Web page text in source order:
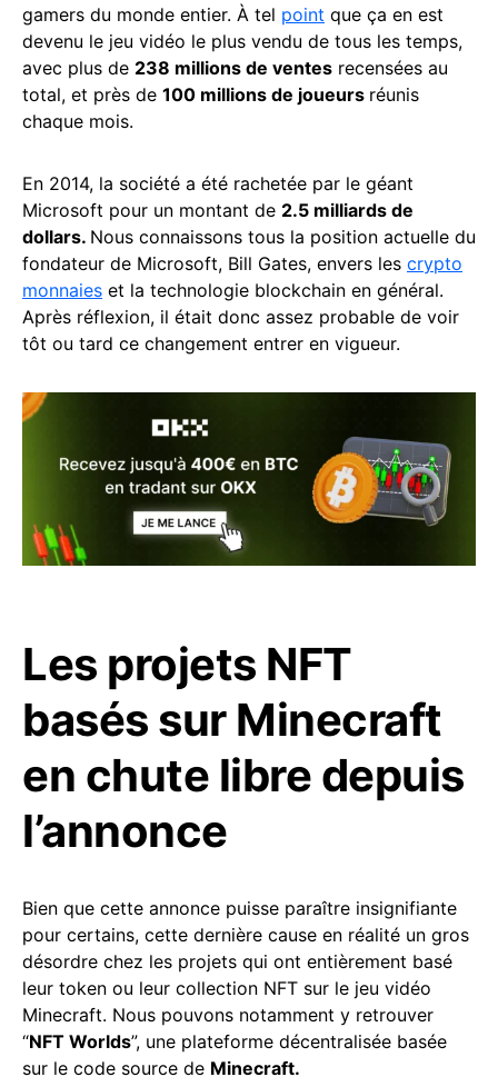
gamers du monde entier. À tel point que ça en est
devenu le jeu vidéo le plus vendu de tous les temps,
avec plus de 238 millions de ventes recensées au
total, et près de 100 millions de joueurs réunis
chaque mois.
En 2014, la société a été rachetée par le géant
Microsoft pour un montant de 2.5 milliards de
dollars. Nous connaissons tous la position actuelle du
fondateur de Microsoft, Bill Gates, envers les crypto
monnaies et la technologie blockchain en général.
Après réflexion, il était donc assez probable de voir
tôt ou tard ce changement entrer en vigueur.
Les projets NFT
basés sur Minecraft
en chute libre depuis
l’annonce
Bien que cette annonce puisse paraître insignifiante
pour certains, cette dernière cause en réalité un gros
désordre chez les projets qui ont entièrement basé
leur token ou leur collection NFT sur le jeu vidéo
Minecraft. Nous pouvons notamment y retrouver
“NFT Worlds”, une plateforme décentralisée basée
sur le code source de Minecraft.